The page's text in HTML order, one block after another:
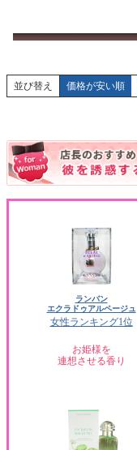
並び替え 価格が安い順
ランバン
エクラドゥアルページュ
女性ランキング1位
お姫様を
連想させる香り